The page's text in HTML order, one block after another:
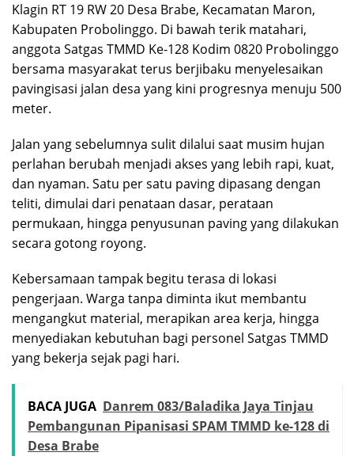
Klagin RT 19 RW 20 Desa Brabe, Kecamatan Maron,
Kabupaten Probolinggo. Di bawah terik matahari,
anggota Satgas TMMD Ke-128 Kodim 0820 Probolinggo
bersama masyarakat terus berjibaku menyelesaikan
pavingisasi jalan desa yang kini progresnya menuju 500
meter.
Jalan yang sebelumnya sulit dilalui saat musim hujan
perlahan berubah menjadi akses yang lebih rapi, kuat,
dan nyaman. Satu per satu paving dipasang dengan
teliti, dimulai dari penataan dasar, perataan
permukaan, hingga penyusunan paving yang dilakukan
secara gotong royong.
Kebersamaan tampak begitu terasa di lokasi
pengerjaan. Warga tanpa diminta ikut membantu
mengangkut material, merapikan area kerja, hingga
menyediakan kebutuhan bagi personel Satgas TMMD
yang bekerja sejak pagi hari.
BACA JUGA Danrem 083/Baladika Jaya Tinjau
Pembangunan Pipanisasi SPAM TMMD ke-128 di
Desa Brabe